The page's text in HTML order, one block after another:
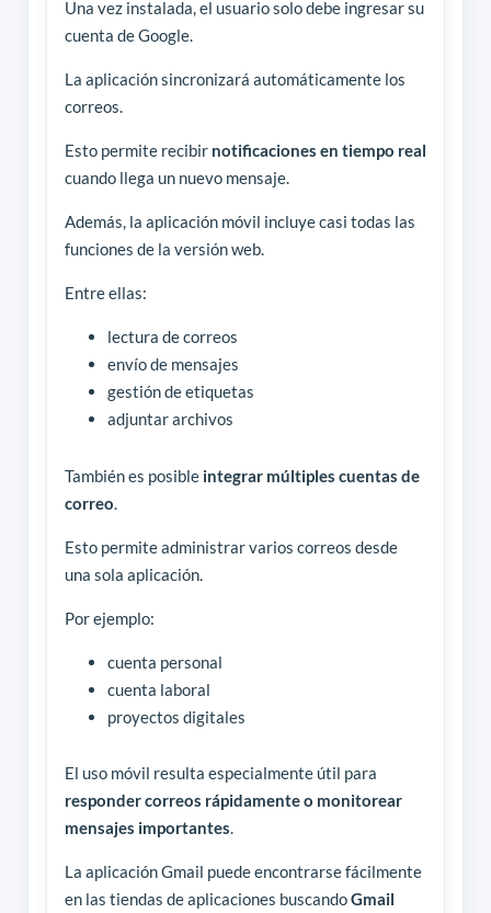
Una vez instalada, el usuario solo debe ingresar su
cuenta de Google.
La aplicación sincronizará automáticamente los
correos.
Esto permite recibir notificaciones en tiempo real
cuando llega un nuevo mensaje.
Además, la aplicación móvil incluye casi todas las
funciones de la versión web.
Entre ellas:
lectura de correos
envío de mensajes
gestión de etiquetas
adjuntar archivos
También es posible integrar múltiples cuentas de
correo.
Esto permite administrar varios correos desde
una sola aplicación.
Por ejemplo:
cuenta personal
cuenta laboral
proyectos digitales
El uso móvil resulta especialmente útil para
responder correos rápidamente o monitorear
mensajes importantes.
La aplicación Gmail puede encontrarse fácilmente
en las tiendas de aplicaciones buscandoGmail